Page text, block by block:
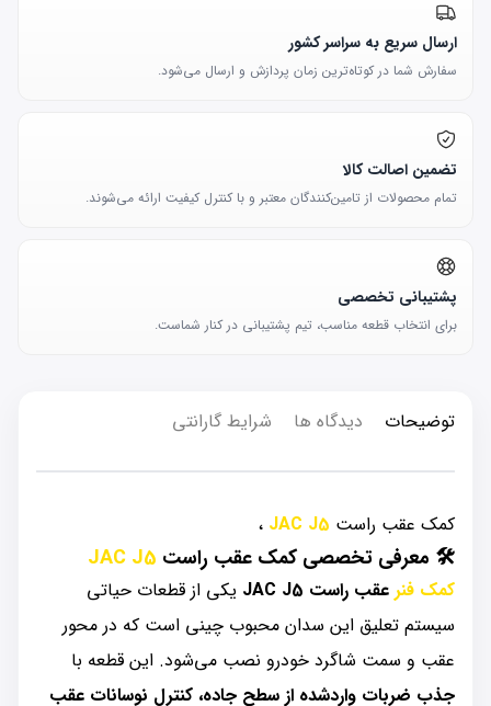
ارسال سریع به سراسر کشور
سفارش شما در کوتاه‌ترین زمان پردازش و ارسال می‌شود.
تضمین اصالت کالا
تمام محصولات از تامین‌کنندگان معتبر و با کنترل کیفیت ارائه می‌شوند.
پشتیبانی تخصصی
برای انتخاب قطعه مناسب، تیم پشتیبانی در کنار شماست.
توضیحات دیدگاه ها شرایط گارانتی
کمک عقب راست JAC J5 ،
🛠️ معرفی تخصصی کمک عقب راست JAC J5
کمک فنر عقب راست JAC J5
یکی از قطعات حیاتی
سیستم تعلیق این سدان محبوب چینی است که در محور
عقب و سمت شاگرد خودرو نصب می‌شود. این قطعه با
جذب ضربات واردشده از سطح جاده، کنترل نوسانات عقب